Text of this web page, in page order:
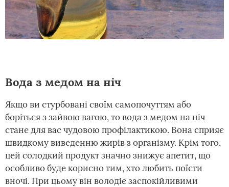
Вода з медом на ніч
Якщо ви стурбовані своїм самопочуттям або
боріться з зайвою вагою, то вода з медом на ніч
стане для вас чудовою профілактикою. Вона сприяє
швидкому виведенню жирів з організму. Крім того,
цей солодкий продукт значно знижує апетит, що
особливо буде корисно тим, хто любить поїсти
вночі. При цьому він володіє заспокійливими